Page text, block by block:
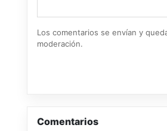
Los comentarios se envían y
moderación.
Comentarios